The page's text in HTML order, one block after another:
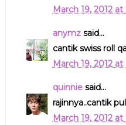
March 19, 2012 at
anymzsaid...
cantik swiss roll
March 19, 2012 at
quinniesaid...
rajinnya..cantik
March 19, 2012 at